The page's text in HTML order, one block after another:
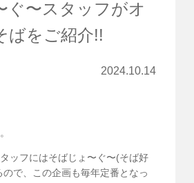
ぐ〜スタッフがオ
ばをご紹介!!
2024.10.14
ッフにはそばじょ〜ぐ〜(そば好
ので、この企画も毎年定番となっ